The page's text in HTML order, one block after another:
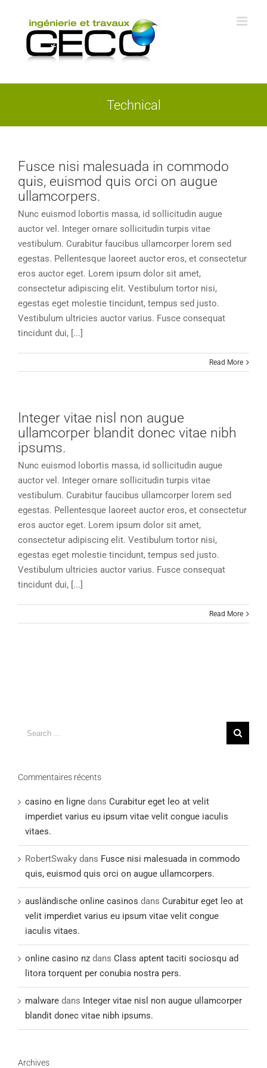
content
Technical
Fusce nisi malesuada in commodo
quis, euismod quis orci on augue
ullamcorpers.
Nunc euismod lobortis massa, id sollicitudin augue
auctor vel. Integer ornare sollicitudin turpis vitae
vestibulum. Curabitur faucibus ullamcorper lorem sed
egestas. Pellentesque laoreet auctor eros, et consectetur
eros auctor eget. Lorem ipsum dolor sit amet,
consectetur adipiscing elit. Vestibulum tortor nisi,
egestas eget molestie tincidunt, tempus sed justo.
Vestibulum ultricies auctor varius. Fusce consequat
tincidunt dui, [...]
Read More
Integer vitae nisl non augue
ullamcorper blandit donec vitae nibh
ipsums.
Nunc euismod lobortis massa, id sollicitudin augue
auctor vel. Integer ornare sollicitudin turpis vitae
vestibulum. Curabitur faucibus ullamcorper lorem sed
egestas. Pellentesque laoreet auctor eros, et consectetur
eros auctor eget. Lorem ipsum dolor sit amet,
consectetur adipiscing elit. Vestibulum tortor nisi,
egestas eget molestie tincidunt, tempus sed justo.
Vestibulum ultricies auctor varius. Fusce consequat
tincidunt dui, [...]
Read More
Search
Commentaires récents
casino en ligne dans Curabitur eget leo at velit
imperdiet varius eu ipsum vitae velit congue iaculis
vitaes.
RobertSwaky dans Fusce nisi malesuada in commodo
quis, euismod quis orci on augue ullamcorpers.
ausländische online casinos dans Curabitur eget leo at
velit imperdiet varius eu ipsum vitae velit congue
iaculis vitaes.
online casino nz dans Class aptent taciti sociosqu ad
litora torquent per conubia nostra pers.
malware dans Integer vitae nisl non augue ullamcorper
blandit donec vitae nibh ipsums.
Archives